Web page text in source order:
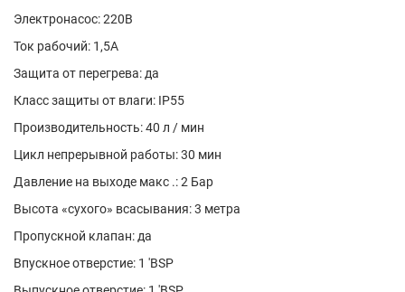
Электронасос: 220В
Ток рабочий: 1,5А
Защита от перегрева: да
Класс защиты от влаги: IP55
Производительность: 40 л / мин
Цикл непрерывной работы: 30 мин
Давление на выходе макс .: 2 Бар
Высота «сухого» всасывания: 3 метра
Пропускной клапан: да
Впускное отверстие: 1 'BSP